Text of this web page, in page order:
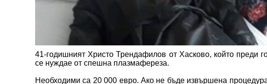
41-годишният Христо Трендафилов от Хасково, който преди
се нуждае от спешна плазмафереза.
Необходими са 20 000 евро. Ако не бъде извършена